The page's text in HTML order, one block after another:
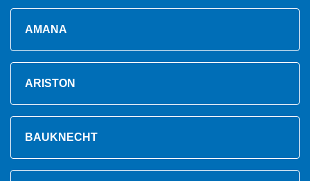
AMANA
ARISTON
BAUKNECHT